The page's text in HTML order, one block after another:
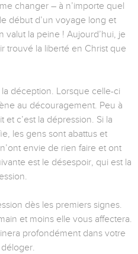
changer – à n’importe quel
début d’un voyage long et
valut la peine ! Aujourd’hui, je
trouvé la liberté en Christ que
déception. Lorsque celle-ci
au découragement. Peu à
c’est la dépression. Si la
les gens sont abattus et
envie de rien faire et ont
est le désespoir, qui est la
dès les premiers signes.
et moins elle vous affectera.
profondément dans votre